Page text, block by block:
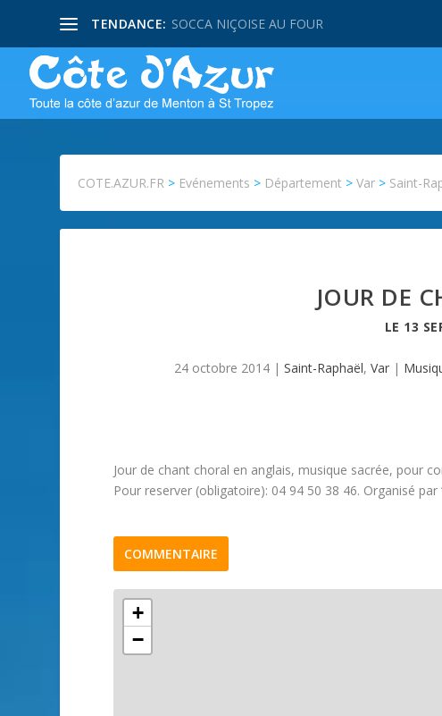
TENDANCE: SOCCA NIÇOISE AU FOUR
COTE.AZUR.FR > Evénements > Département >Var > Saint-
JOUR DE
LE 13
24 octobre 2014 |Saint-Raphaël,Var |
Jour de chant choral en anglais, musique sacrée, pour
Pour reserver (obligatoire): 04 94 50 38 46. Organisé
COMMENTAIRE
+
−